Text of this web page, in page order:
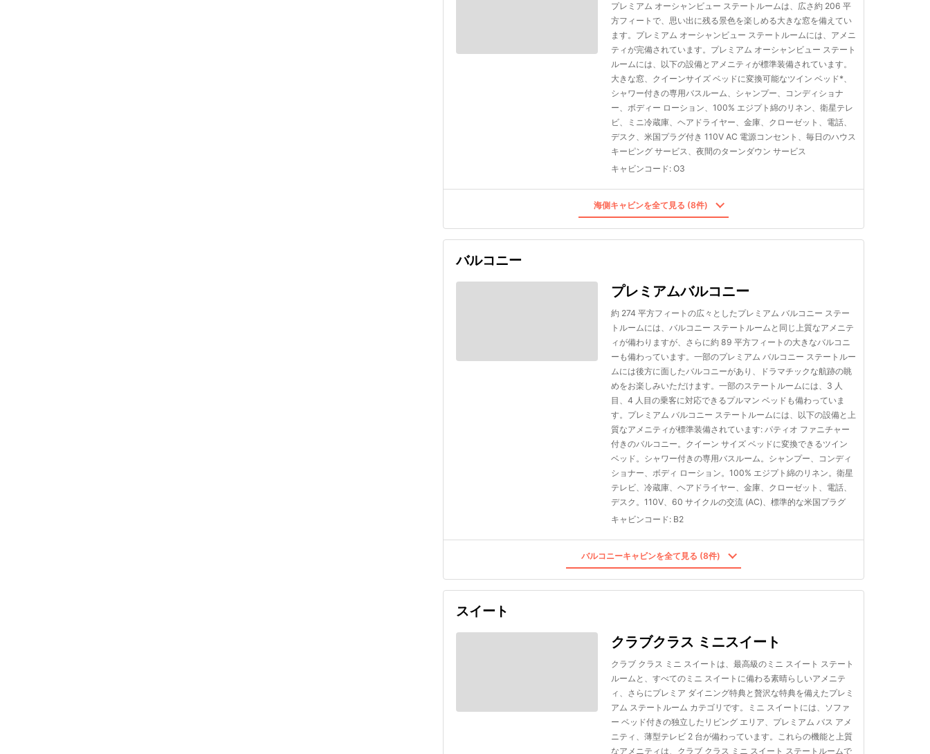
プレミアム オーシャンビュー ステートルームは、広さ約 206 平
方フィートで、思い出に残る景色を楽しめる大きな窓を備えてい
ます。プレミアム オーシャンビュー ステートルームには、アメニ
ティが完備されています。プレミアム オーシャンビュー ステート
ルームには、以下の設備とアメニティが標準装備されています。
大きな窓、クイーンサイズ ベッドに変換可能なツイン ベッド*、
シャワー付きの専用バスルーム、シャンプー、コンディショナ
ー、ボディー ローション、100% エジプト綿のリネン、衛星テレ
ビ、ミニ冷蔵庫、ヘアドライヤー、金庫、クローゼット、電話、
デスク、米国プラグ付き 110V AC 電源コンセント、毎日のハウス
キーピング サービス、夜間のターンダウン サービス
キャビンコード: O3
海側キャビンを全て見る (8件)
バルコニー
プレミアムバルコニー
約 274 平方フィートの広々としたプレミアム バルコニー ステー
トルームには、バルコニー ステートルームと同じ上質なアメニテ
ィが備わりますが、さらに約 89 平方フィートの大きなバルコニ
ーも備わっています。一部のプレミアム バルコニー ステートルー
ムには後方に面したバルコニーがあり、ドラマチックな航跡の眺
めをお楽しみいただけます。一部のステートルームには、3 人
目、4 人目の乗客に対応できるプルマン ベッドも備わっていま
す。プレミアム バルコニー ステートルームには、以下の設備と上
質なアメニティが標準装備されています: パティオ ファニチャー
付きのバルコニー。クイーン サイズ ベッドに変換できるツイン
ベッド。シャワー付きの専用バスルーム。シャンプー、コンディ
ショナー、ボディ ローション。100% エジプト綿のリネン。衛星
テレビ、冷蔵庫、ヘアドライヤー、金庫、クローゼット、電話、
デスク。110V、60 サイクルの交流 (AC)、標準的な米国プラグ
キャビンコード: B2
バルコニーキャビンを全て見る (8件)
スイート
クラブクラス ミニスイート
クラブ クラス ミニ スイートは、最高級のミニ スイート ステート
ルームと、すべてのミニ スイートに備わる素晴らしいアメニテ
ィ、さらにプレミア ダイニング特典と贅沢な特典を備えたプレミ
アム ステートルーム カテゴリです。ミニ スイートには、ソファ
ー ベッド付きの独立したリビング エリア、プレミアム バス アメ
ニティ、薄型テレビ 2 台が備わっています。これらの機能と上質
なアメニティは、クラブ クラス ミニ スイート ステートルームで